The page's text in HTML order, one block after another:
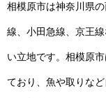
相模原市は神奈川県
線、小田急線、京王
い立地です。相模原
ており、魚や取りな